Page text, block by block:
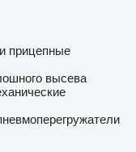
прицепные
высева